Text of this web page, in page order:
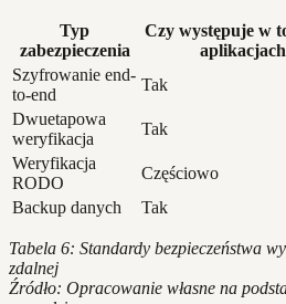
Typ
zabezpieczenia
Czy występuje w
Szyfrowanie end-
to-end
Tak
Dwuetapowa
weryfikacja
Tak
Weryfikacja
RODO
Częściowo
Backup danych
Tak
Tabela 6: Standardy bezpieczeństwa
zdalnej
Źródło: Opracowanie własne na